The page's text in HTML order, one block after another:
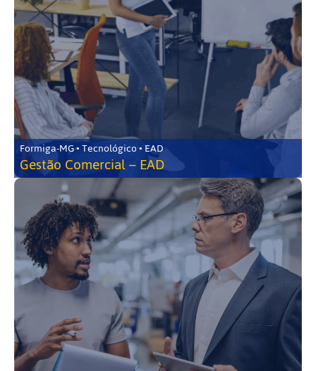
Formiga-MG • Tecnológico • EAD
Gestão Comercial – EAD